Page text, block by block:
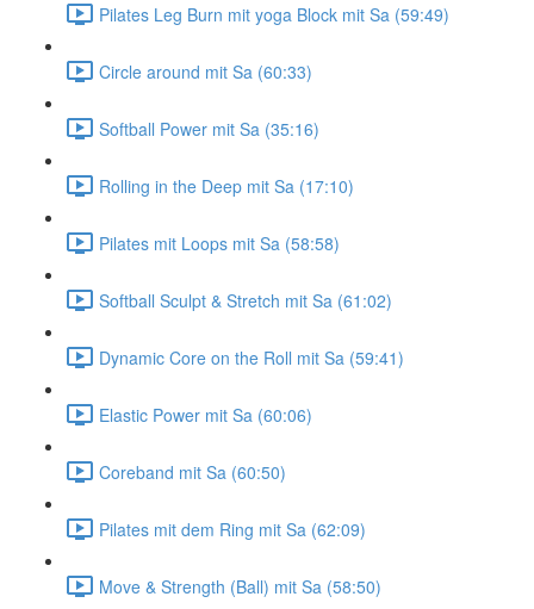
Pilates Leg Burn mit yoga Block mit Sa (59:49)
Circle around mit Sa (60:33)
Softball Power mit Sa (35:16)
Rolling in the Deep mit Sa (17:10)
Pilates mit Loops mit Sa (58:58)
Softball Sculpt & Stretch mit Sa (61:02)
Dynamic Core on the Roll mit Sa (59:41)
Elastic Power mit Sa (60:06)
Coreband mit Sa (60:50)
Pilates mit dem Ring mit Sa (62:09)
Move & Strength (Ball) mit Sa (58:50)